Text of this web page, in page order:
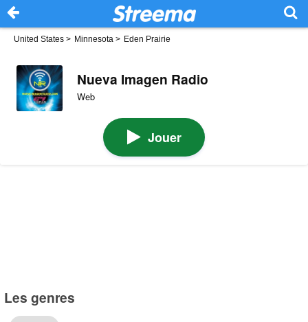
United States > Minnesota > Eden Prairie
Nueva Imagen Radio
Web
Jouer
Les genres